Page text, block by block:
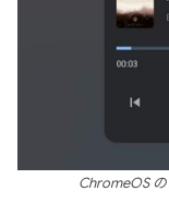
ChromeOS